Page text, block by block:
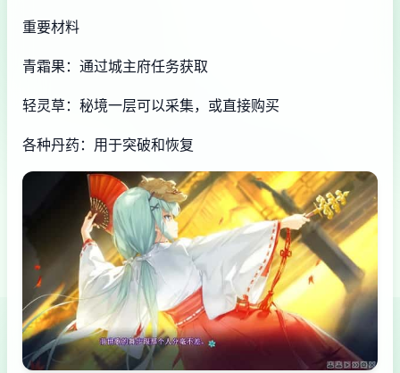
重要材料
青霜果：通过城主府任务获取
轻灵草：秘境一层可以采集，或直接购买
各种丹药：用于突破和恢复